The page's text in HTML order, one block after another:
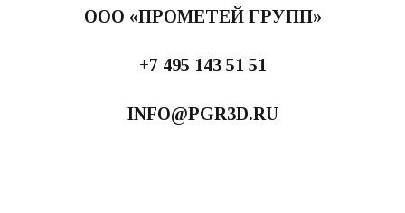
ООО «ПРОМЕТЕЙ ГРУПП»
+7 495 143 51 51
INFO@PGR3D.RU